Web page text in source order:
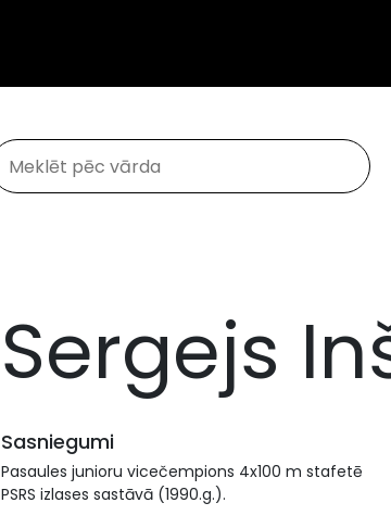
Sergejs
Sasniegumi
Pasaules junioru vicečempions 4x100 m stafetē
PSRS izlases sastāvā (1990.g.).